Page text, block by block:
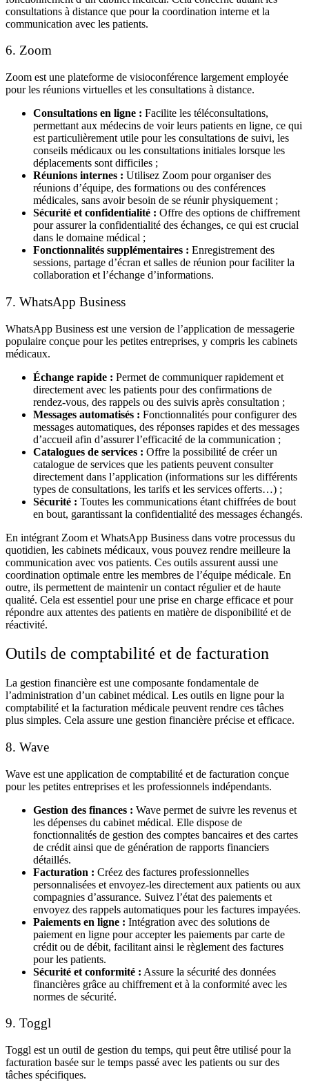
consultations à distance que pour la coordination interne et la
communication avec les patients.
6. Zoom
Zoom est une plateforme de visioconférence largement employée
pour les réunions virtuelles et les consultations à distance.
Consultations en ligne : Facilite les téléconsultations,
permettant aux médecins de voir leurs patients en ligne, ce qui
est particulièrement utile pour les consultations de suivi, les
conseils médicaux ou les consultations initiales lorsque les
déplacements sont difficiles ;
Réunions internes : Utilisez Zoom pour organiser des
réunions d’équipe, des formations ou des conférences
médicales, sans avoir besoin de se réunir physiquement ;
Sécurité et confidentialité : Offre des options de chiffrement
pour assurer la confidentialité des échanges, ce qui est crucial
dans le domaine médical ;
Fonctionnalités supplémentaires : Enregistrement des
sessions, partage d’écran et salles de réunion pour faciliter la
collaboration et l’échange d’informations.
7. WhatsApp Business
WhatsApp Business est une version de l’application de messagerie
populaire conçue pour les petites entreprises, y compris les cabinets
médicaux.
Échange rapide : Permet de communiquer rapidement et
directement avec les patients pour des confirmations de
rendez-vous, des rappels ou des suivis après consultation ;
Messages automatisés : Fonctionnalités pour configurer des
messages automatiques, des réponses rapides et des messages
d’accueil afin d’assurer l’efficacité de la communication ;
Catalogues de services : Offre la possibilité de créer un
catalogue de services que les patients peuvent consulter
directement dans l’application (informations sur les différents
types de consultations, les tarifs et les services offerts…) ;
Sécurité : Toutes les communications étant chiffrées de bout
en bout, garantissant la confidentialité des messages échangés.
En intégrant Zoom et WhatsApp Business dans votre processus du
quotidien, les cabinets médicaux, vous pouvez rendre meilleure la
communication avec vos patients. Ces outils assurent aussi une
coordination optimale entre les membres de l’équipe médicale. En
outre, ils permettent de maintenir un contact régulier et de haute
qualité. Cela est essentiel pour une prise en charge efficace et pour
répondre aux attentes des patients en matière de disponibilité et de
réactivité.
Outils de comptabilité et de facturation
La gestion financière est une composante fondamentale de
l’administration d’un cabinet médical. Les outils en ligne pour la
comptabilité et la facturation médicale peuvent rendre ces tâches
plus simples. Cela assure une gestion financière précise et efficace.
8. Wave
Wave est une application de comptabilité et de facturation conçue
pour les petites entreprises et les professionnels indépendants.
Gestion des finances : Wave permet de suivre les revenus et
les dépenses du cabinet médical. Elle dispose de
fonctionnalités de gestion des comptes bancaires et des cartes
de crédit ainsi que de génération de rapports financiers
détaillés.
Facturation : Créez des factures professionnelles
personnalisées et envoyez-les directement aux patients ou aux
compagnies d’assurance. Suivez l’état des paiements et
envoyez des rappels automatiques pour les factures impayées.
Paiements en ligne : Intégration avec des solutions de
paiement en ligne pour accepter les paiements par carte de
crédit ou de débit, facilitant ainsi le règlement des factures
pour les patients.
Sécurité et conformité : Assure la sécurité des données
financières grâce au chiffrement et à la conformité avec les
normes de sécurité.
9. Toggl
Toggl est un outil de gestion du temps, qui peut être utilisé pour la
facturation basée sur le temps passé avec les patients ou sur des
tâches spécifiques.